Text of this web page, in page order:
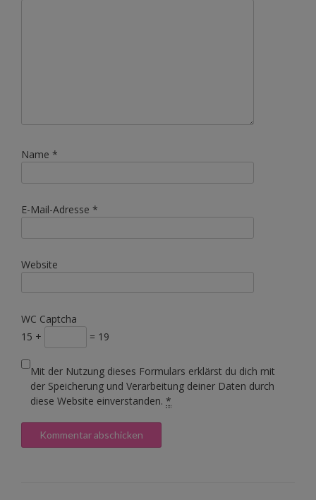
Name *
E-Mail-Adresse *
Website
WC Captcha
15 +
= 19
Mit der Nutzung dieses Formulars erklärst du dich mit
der Speicherung und Verarbeitung deiner Daten durch
diese Website einverstanden. *